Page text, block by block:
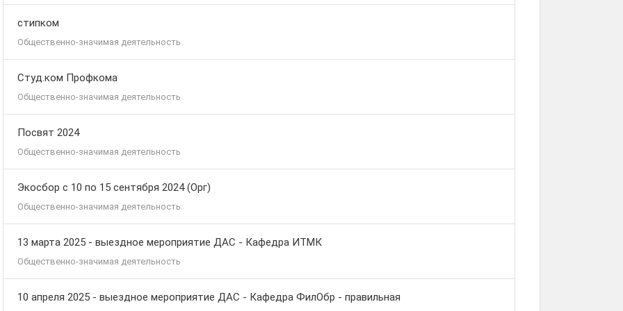
стипком
Общественно-значимая деятельность
Студ.ком Профкома
Общественно-значимая деятельность
Посвят 2024
Общественно-значимая деятельность
Экосбор с 10 по 15 сентября 2024 (Орг)
Общественно-значимая деятельность
13 марта 2025 - выездное мероприятие ДАС - Кафедра ИТМК
Общественно-значимая деятельность
10 апреля 2025 - выездное мероприятие ДАС - Кафедра ФилОбр - правильная